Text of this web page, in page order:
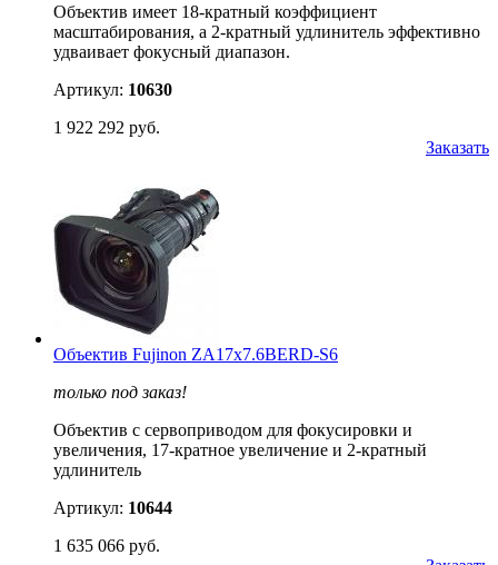
Объектив имеет 18-кратный коэффициент
масштабирования, а 2-кратный удлинитель эффективно
удваивает фокусный диапазон.
Артикул: 10630
1 922 292 руб.
Заказать
Объектив Fujinon ZA17x7.6BERD-S6
только под заказ!
Объектив с сервоприводом для фокусировки и
увеличения, 17-кратное увеличение и 2-кратный
удлинитель
Артикул: 10644
1 635 066 руб.